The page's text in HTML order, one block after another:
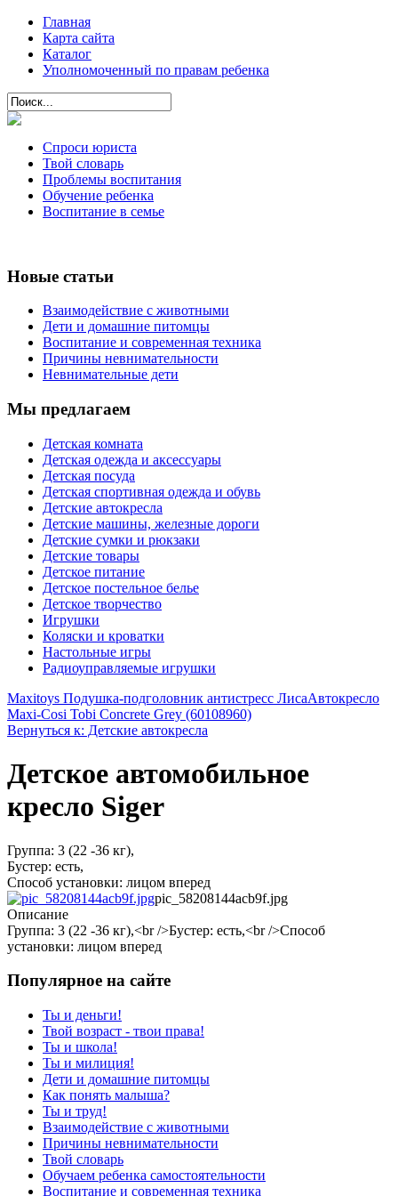
Главная
Карта сайта
Каталог
Уполномоченный по правам ребенка
Спроси юриста
Твой словарь
Проблемы воспитания
Обучение ребенка
Воспитание в семье
Новые статьи
Взаимодействие с животными
Дети и домашние питомцы
Воспитание и современная техника
Причины невнимательности
Невнимательные дети
Мы предлагаем
Детская комната
Детская одежда и аксессуары
Детская посуда
Детская спортивная одежда и обувь
Детские автокресла
Детские машины, железные дороги
Детские сумки и рюкзаки
Детские товары
Детское питание
Детское постельное белье
Детское творчество
Игрушки
Коляски и кроватки
Настольные игры
Радиоуправляемые игрушки
Maxitoys Подушка-подголовник антистресс ЛисаАвтокресло
Maxi-Cosi Tobi Concrete Grey (60108960)
Вернуться к: Детские автокресла
Детское автомобильное
кресло Siger
Группа: 3 (22 -36 кг),
Бустер: есть,
Способ установки: лицом вперед
pic_58208144acb9f.jpg
Описание
Группа: 3 (22 -36 кг),<br />Бустер: есть,<br />Способ
установки: лицом вперед
Популярное на сайте
Ты и деньги!
Твой возраст - твои права!
Ты и школа!
Ты и милиция!
Дети и домашние питомцы
Как понять малыша?
Ты и труд!
Взаимодействие с животными
Причины невнимательности
Твой словарь
Обучаем ребенка самостоятельности
Воспитание и современная техника